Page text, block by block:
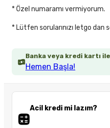
Banka veya kredi kartı
Hemen Başla!
Acil kredi mi lazım?
* Özel numaramı vermiyorum.
* Lütfen sorularınızı letgo dan